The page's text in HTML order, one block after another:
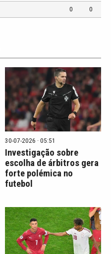
0 0
30-07-2026 · 05:51
Investigação sobre
escolha de árbitros gera
forte polémica no
futebol